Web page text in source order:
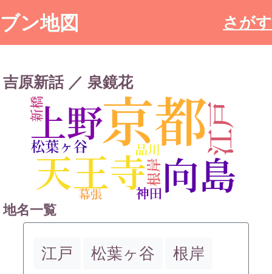
ブン地図 さがす
吉原新話 ／ 泉鏡花
地名一覧
江戸 松葉ヶ谷
根岸